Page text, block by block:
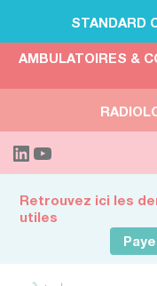
STANDARD
AMBULATOIRES &
Retrouvez ici les
utiles